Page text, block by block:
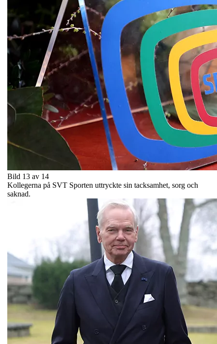
Bild 13 av 14
Kollegerna på SVT Sporten uttryckte sin tacksamhet, sorg och
saknad.